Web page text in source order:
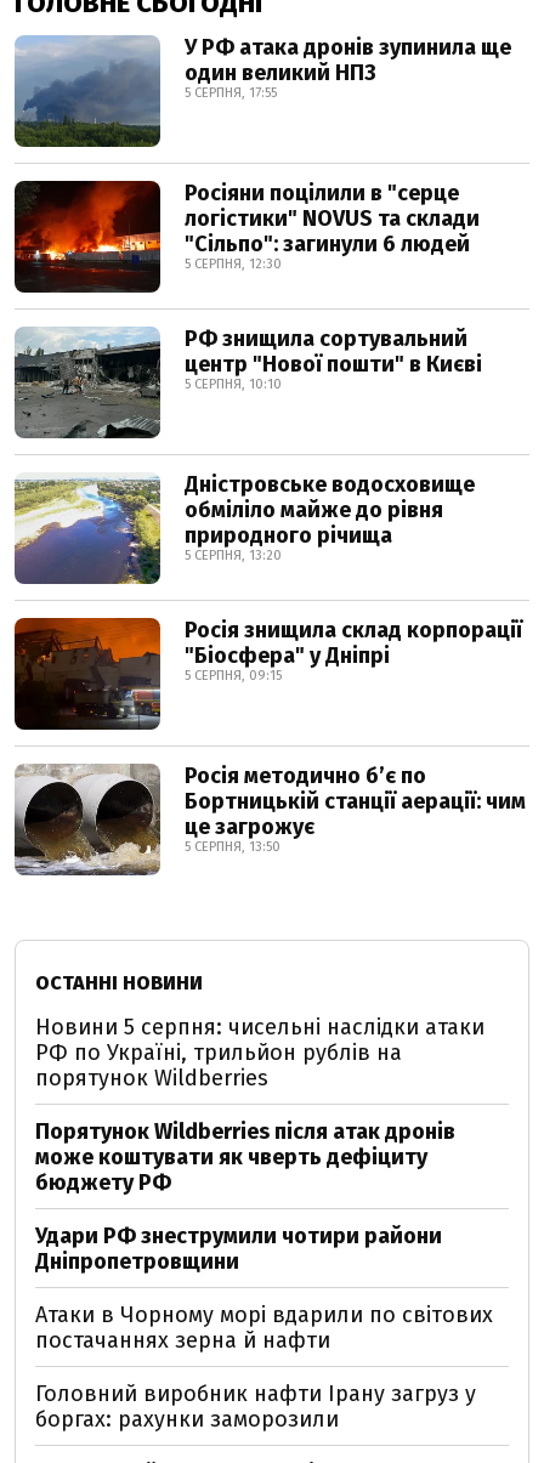
У РФ атака дронів зупинила ще
один великий НПЗ
5 СЕРПНЯ, 17:55
Росіяни поцілили в "серце
логістики" NOVUS та склади
"Сільпо": загинули 6 людей
5 СЕРПНЯ, 12:30
РФ знищила сортувальний
центр "Нової пошти" в Києві
5 СЕРПНЯ, 10:10
Дністровське водосховище
обміліло майже до рівня
природного річища
5 СЕРПНЯ, 13:20
Росія знищила склад корпорації
"Біосфера" у Дніпрі
5 СЕРПНЯ, 09:15
Росія методично б’є по
Бортницькій станції аерації: чим
це загрожує
5 СЕРПНЯ, 13:50
ОСТАННІ НОВИНИ
Новини 5 серпня: чисельні наслідки атаки
РФ по Україні, трильйон рублів на
порятунок Wildberries
Порятунок Wildberries після атак дронів
може коштувати як чверть дефіциту
бюджету РФ
Удари РФ знеструмили чотири райони
Дніпропетровщини
Атаки в Чорному морі вдарили по світових
постачаннях зерна й нафти
Головний виробник нафти Ірану загруз у
боргах: рахунки заморозили